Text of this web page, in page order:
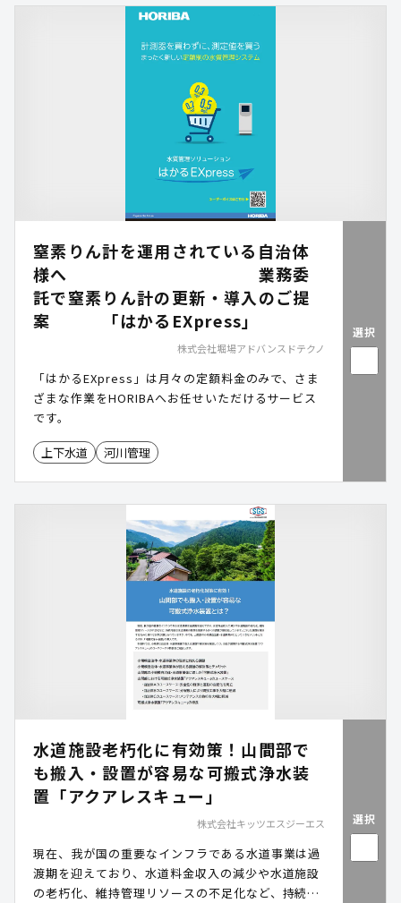
民サービスの向上を同時に実現します。
窒素りん計を運用されている自治体
様へ 業務委
託で窒素りん計の更新・導入のご提
案 「はかるEXpress」
株式会社堀場アドバンスドテクノ
「はかるEXpress」は月々の定額料金のみで、さま
ざまな作業をHORIBAへお任せいただけるサービス
です。
上下水道 河川管理
選択
水道施設老朽化に有効策！山間部で
も搬入・設置が容易な可搬式浄水装
置「アクアレスキュー」
株式会社キッツエスジーエス
現在、我が国の重要なインフラである水道事業は過
渡期を迎えており、水道料金収入の減少や水道施設
の老朽化、維持管理リソースの不足化など、持続可
選択